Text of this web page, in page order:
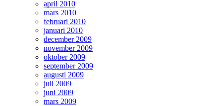
april 2010
mars 2010
februari 2010
januari 2010
december 2009
november 2009
oktober 2009
september 2009
augusti 2009
juli 2009
juni 2009
mars 2009